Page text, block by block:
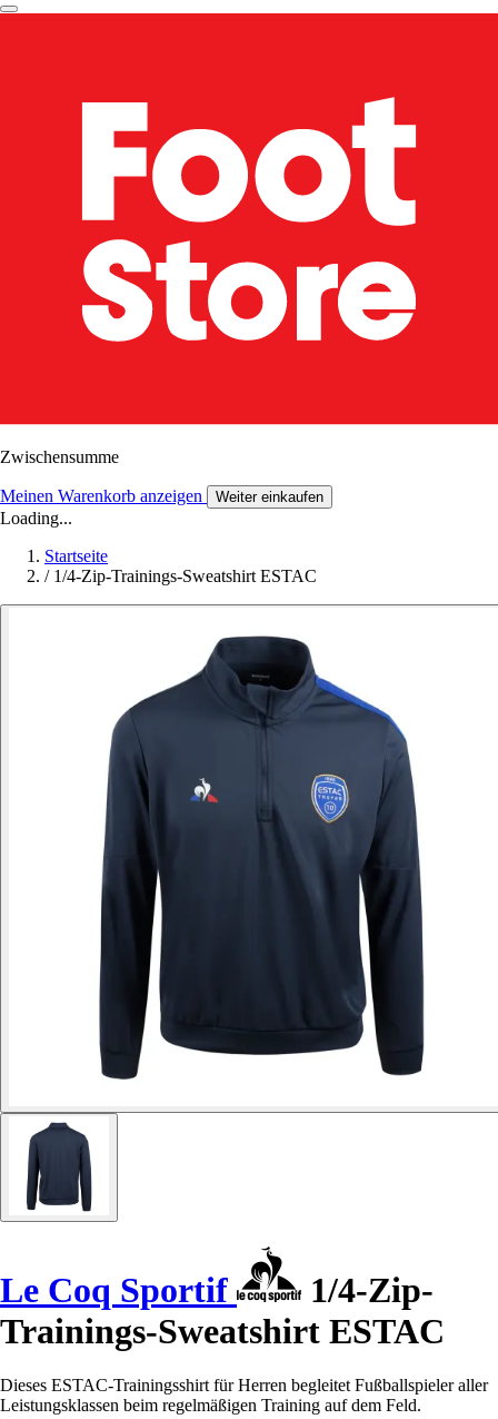
Zwischensumme
Meinen Warenkorb anzeigen Weiter einkaufen
Loading...
Startseite
/ 1/4-Zip-Trainings-Sweatshirt ESTAC
Le Coq Sportif
1/4-Zip-
Trainings-Sweatshirt ESTAC
Dieses ESTAC-Trainingsshirt für Herren begleitet Fußballspieler aller
Leistungsklassen beim regelmäßigen Training auf dem Feld.